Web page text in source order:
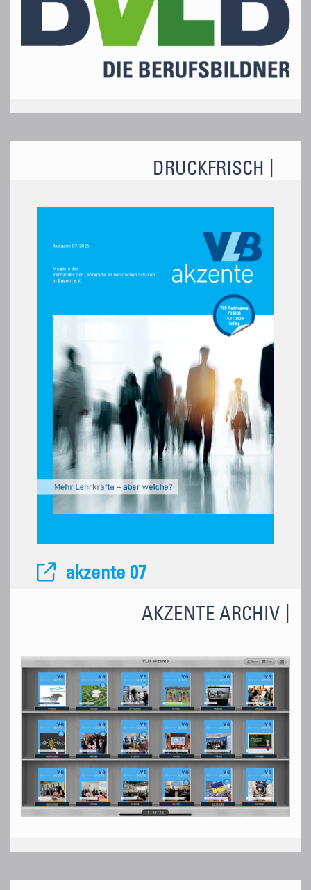
DRUCKFRISCH
akzente 07
AKZENTE ARCHIV